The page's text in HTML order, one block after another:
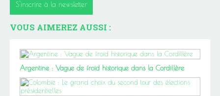
S'inscrire à la newsletter
VOUS AIMEREZ AUSSI :
Argentine : Vague de froid historique dans la Cordillère